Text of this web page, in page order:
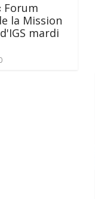
Forum
la Mission
mardi